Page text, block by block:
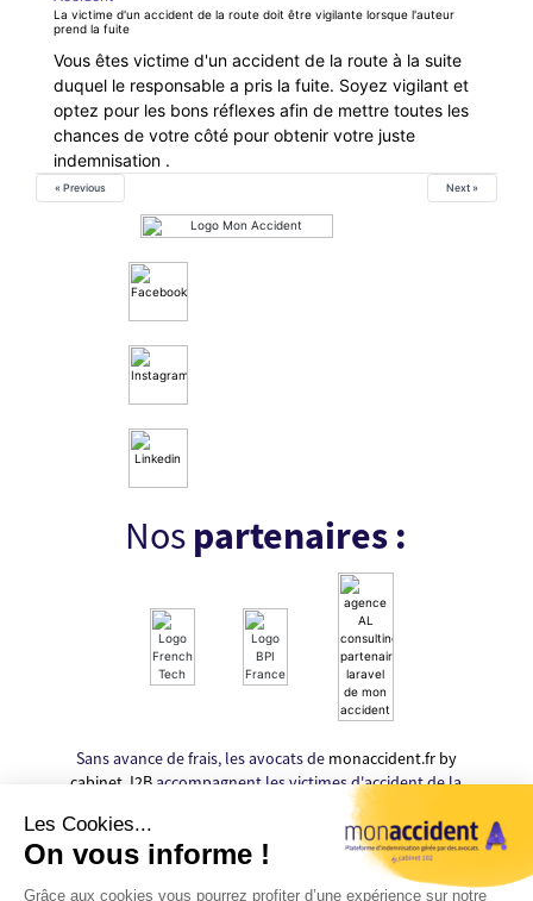
La victime d'un accident de la route doit être vigilante lorsque l'auteur
prend la fuite
Vous êtes victime d'un accident de la route à la suite
duquel le responsable a pris la fuite. Soyez vigilant et
optez pour les bons réflexes afin de mettre toutes les
chances de votre côté pour obtenir votre juste
indemnisation .
« Previous Next »
Nos partenaires :
Sans avance de frais, les avocats de monaccident.fr by
cabinet J2B accompagnent les victimes d'accident de la
route durant l'ensemble de leur procédure afin
d'obtenir de meilleures indemnisations que celles
proposées par les assurances.